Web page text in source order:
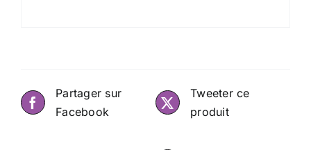
Partager sur
Facebook
Tweeter ce
produit